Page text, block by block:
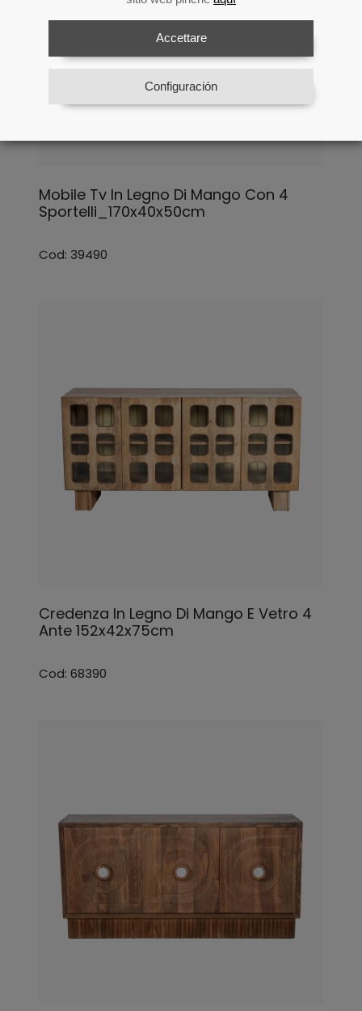
Accettare
Configuración
Mobile Tv In Legno Di Mango Con 4
Sportelli_170x40x50cm
Cod: 39490
Credenza In Legno Di Mango E Vetro 4
Ante 152x42x75cm
Cod: 68390